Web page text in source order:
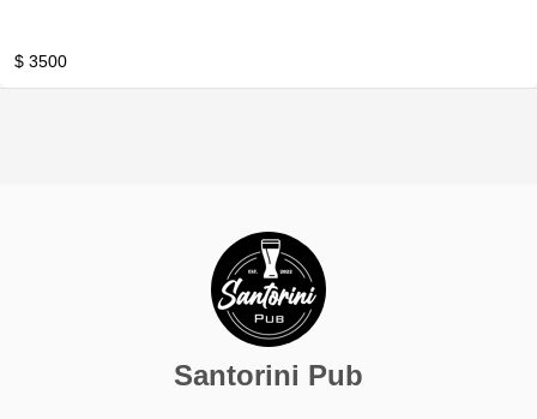
$ 3500
Santorini Pub